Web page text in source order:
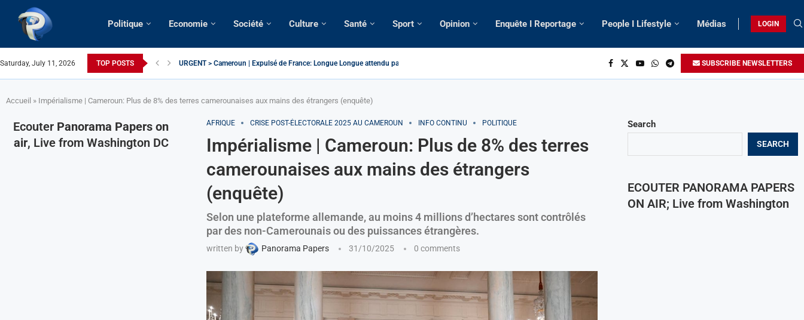
Politique Economie Société Culture Santé Sport Opinion Enquête I Reportage People I Lifestyle Médias LOGIN
Saturday, July 11, 2026 TOP POSTS URGENT > Cameroun | Expulsé de France: Longue Longue attendu par... SUBSCRIBE NEWSLETTERS
Accueil » Impérialisme | Cameroun: Plus de 8% des terres camerounaises aux mains des étrangers (enquête)
AFRIQUE CRISE POST-ÉLECTORALE 2025 AU CAMEROUN INFO CONTINU POLITIQUE
Impérialisme | Cameroun: Plus de 8% des terres
camerounaises aux mains des étrangers
(enquête)
Selon une plateforme allemande, au moins 4 millions d’hectares sont contrôlés
par des non-Camerounais ou des puissances étrangères.
written by Panorama Papers 31/10/2025 0 comments
Search
SEARCH
ECOUTER PANORAMA PAPERS
ON AIR; Live from Washington
Ecouter Panorama Papers on
air, Live from Washington DC